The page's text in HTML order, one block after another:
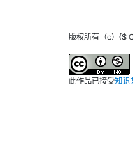
版权所有（c）{$
此作品已接受知识